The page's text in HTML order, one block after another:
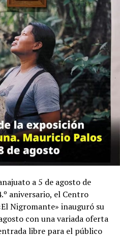
a 5 de agosto de
aniversario, el Centro
Nigromante» inauguró su
con una variada oferta
libre para el público